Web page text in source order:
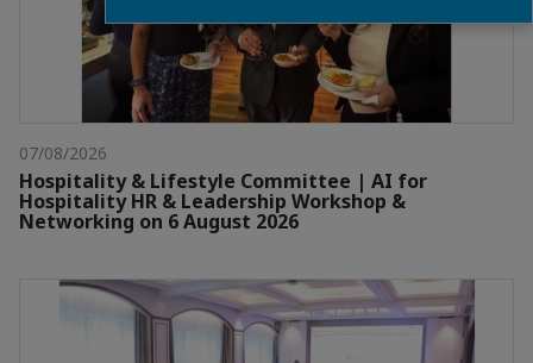
07/08/2026
Hospitality & Lifestyle Committee | AI for
Hospitality HR & Leadership Workshop &
Networking on 6 August 2026